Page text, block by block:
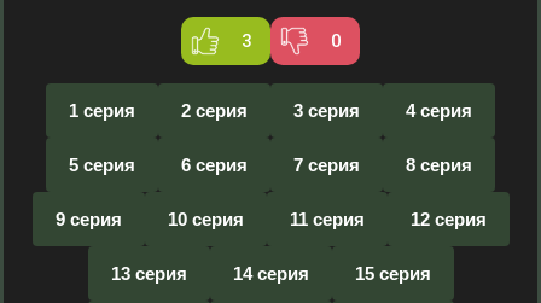
3 0
1 серия 2 серия 3 серия 4 серия
5 серия 6 серия 7 серия 8 серия
9 серия 10 серия 11 серия 12 серия
13 серия 14 серия 15 серия